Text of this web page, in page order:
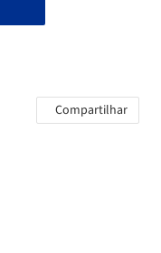
Compartilhar